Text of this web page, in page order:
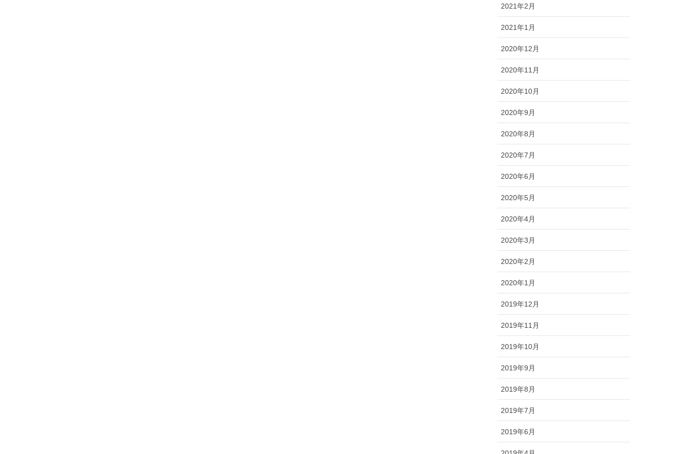
2021年2月
2021年1月
2020年12月
2020年11月
2020年10月
2020年9月
2020年8月
2020年7月
2020年6月
2020年5月
2020年4月
2020年3月
2020年2月
2020年1月
2019年12月
2019年11月
2019年10月
2019年9月
2019年8月
2019年7月
2019年6月